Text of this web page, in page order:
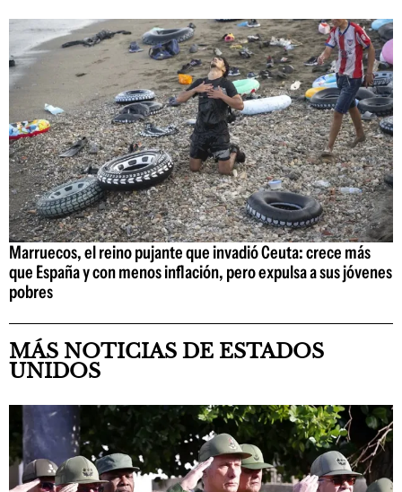
Marruecos, el reino pujante que invadió Ceuta: crece más
que España y con menos inflación, pero expulsa a sus jóvenes
pobres
MÁS NOTICIAS DE ESTADOS
UNIDOS